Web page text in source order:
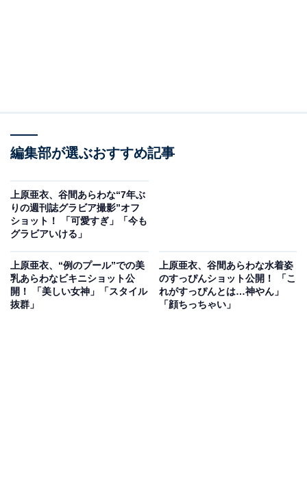
編集部が選ぶおすすめ記事
上原亜衣、谷間あらわな“7年ぶ
りの週刊誌グラビア撮影”オフ
ショット！ 「可愛すぎ」「今も
グラビアいける」
上原亜衣、“例のプール”での美
乳あらわなビキニショット公
開！ 「美しい女神」「スタイル
抜群」
上原亜衣、谷間あらわな水着姿
のすっぴんショット公開！ 「こ
れがすっぴんとは…神やん」
「顔ちっちゃい」